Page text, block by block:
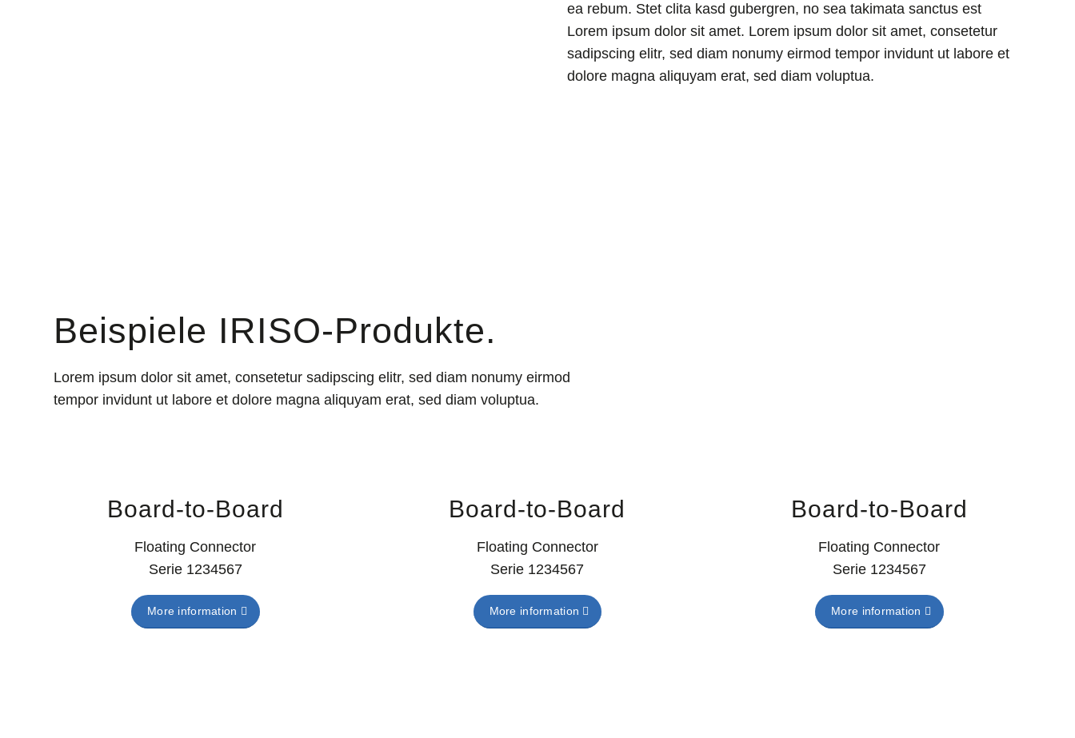
ea rebum. Stet clita kasd gubergren, no sea takimata sanctus est
Lorem ipsum dolor sit amet. Lorem ipsum dolor sit amet, consetetur
sadipscing elitr, sed diam nonumy eirmod tempor invidunt ut labore et
dolore magna aliquyam erat, sed diam voluptua.
Beispiele IRISO-Produkte.
Lorem ipsum dolor sit amet, consetetur sadipscing elitr, sed diam nonumy eirmod
tempor invidunt ut labore et dolore magna aliquyam erat, sed diam voluptua.
Board-to-Board
Floating Connector
Serie 1234567
More information
Board-to-Board
Floating Connector
Serie 1234567
More information
Board-to-Board
Floating Connector
Serie 1234567
More information